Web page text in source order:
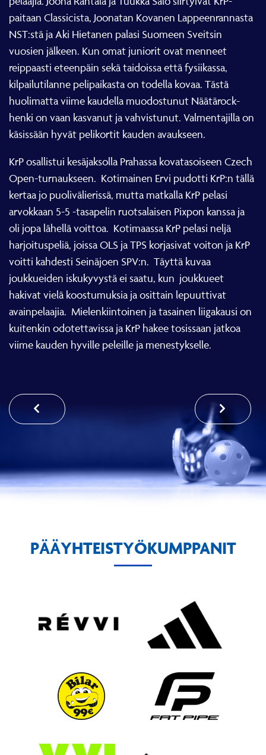
paitaan Classicista, Joonatan Kovanen Lappeenrannasta
NST:stä ja Aki Hietanen palasi Suomeen Sveitsin
vuosien jälkeen. Kun omat juniorit ovat menneet
reippaasti eteenpäin sekä taidoissa että fysiikassa,
kilpailutilanne pelipaikasta on todella kovaa. Tästä
huolimatta viime kaudella muodostunut Näätärock-
henki on vaan kasvanut ja vahvistunut. Valmentajilla on
käsissään hyvät pelikortit kauden avaukseen.
KrP osallistui kesäjaksolla Prahassa kovatasoiseen Czech
Open-turnaukseen. Kotimainen Ervi pudotti KrP:n tällä
kertaa jo puolivälierissä, mutta matkalla KrP pelasi
arvokkaan 5-5 -tasapelin ruotsalaisen Pixpon kanssa ja
oli jopa lähellä voittoa. Kotimaassa KrP pelasi neljä
harjoituspeliä, joissa OLS ja TPS korjasivat voiton ja KrP
voitti kahdesti Seinäjoen SPV:n. Täyttä kuvaa
joukkueiden iskukyvystä ei saatu, kun joukkueet
hakivat vielä koostumuksia ja osittain lepuuttivat
avainpelaajia. Mielenkiintoinen ja tasainen liigakausi on
kuitenkin odotettavissa ja KrP hakee tosissaan jatkoa
viime kauden hyville peleille ja menestykselle.
PÄÄYHTEISTYÖKUMPPANIT